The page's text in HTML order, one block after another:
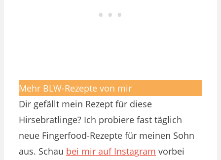
Mehr BLW-Rezepte von mir
Dir gefällt mein Rezept für diese
Hirsebratlinge? Ich probiere fast täglich
neue Fingerfood-Rezepte für meinen Sohn
aus. Schau bei mir auf Instagram vorbei